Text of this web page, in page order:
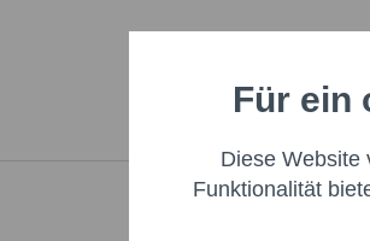
Funktionale
Marketing
Für ein
Diese Website
Funktionalität